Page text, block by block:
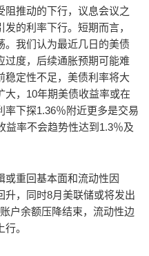
阻推动的下行，议息会议之
的利率下行。短期而言，
。我们认为最近几日的美债
过度，后续通胀预期可能难
稳定性不足，美债利率将大
大，10年期美债收益率或在
率下探1.36％附近更多是交易
益率不会趋势性达到1.3％及
或重回基本面和流动性因
升，同时8月美联储或将发出
户余额压降结束，流动性边
。